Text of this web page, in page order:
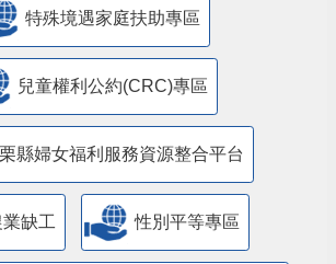
特殊境遇家庭扶助專區
兒童權利公約(CRC)專區
縣婦女福利服務資源整合平台
業缺工 性別平等專區